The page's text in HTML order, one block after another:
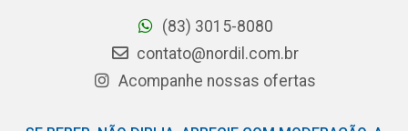
(83) 3015-8080
contato@nordil.com.br
Acompanhe nossas ofertas